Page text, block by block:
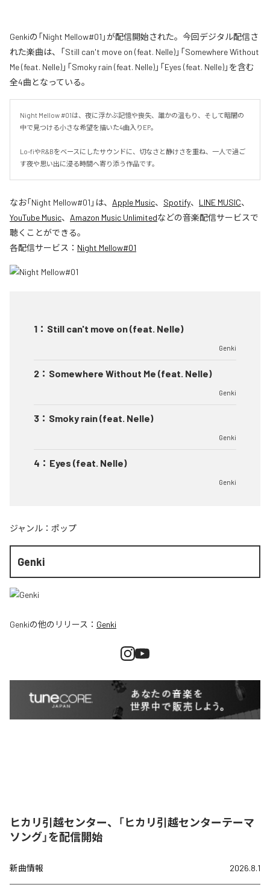
Genkiの「Night Mellow#01」が配信開始された。今回デジタル配信さ
れた楽曲は、「Still can't move on (feat. Nelle)」「Somewhere Without
Me (feat. Nelle)」「Smoky rain (feat. Nelle)」「Eyes (feat. Nelle)」を含む
全4曲となっている。
Night Mellow #01は、夜に浮かぶ記憶や喪失、誰かの温もり、そして暗闇の
中で見つける小さな希望を描いた4曲入りEP。
Lo-fiやR&Bをベースにしたサウンドに、切なさと静けさを重ね、一人で過ご
す夜や思い出に浸る時間へ寄り添う作品です。
なお「Night Mellow#01 」は、 Apple Music、 Spotify、 LINE MUSIC、
YouTube Music、 Amazon Music Unlimitedなどの音楽配信サービスで
聴くことができる。
各配信サービス： Night Mellow#01
1 ： Still can't move on (feat. Nelle)
Genki
2 ： Somewhere Without Me (feat. Nelle)
Genki
3 ： Smoky rain (feat. Nelle)
Genki
4 ： Eyes (feat. Nelle)
Genki
ジャンル： ポップ
Genki
Genkiの他のリリース： Genki
ヒカリ引越センター、「ヒカリ引越センターテーマ
ソング」を配信開始
新曲情報 2026.8.1